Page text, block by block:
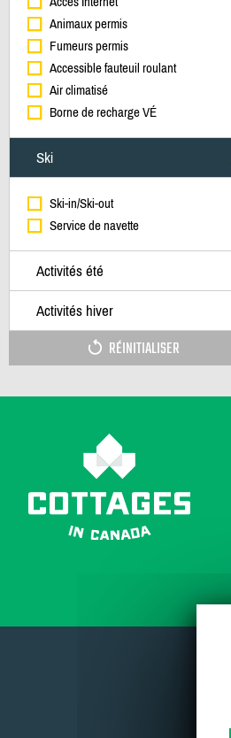
Animaux permis
Fumeurs permis
Accessible fauteuil roulant
Air climatisé
Borne de recharge VÉ
Ski
Ski-in/Ski-out
Service de navette
Activités été
Activités hiver
RÉINITIALISER